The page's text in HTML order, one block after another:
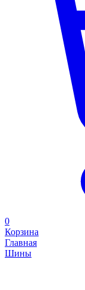
0
Корзина
Главная
Шины